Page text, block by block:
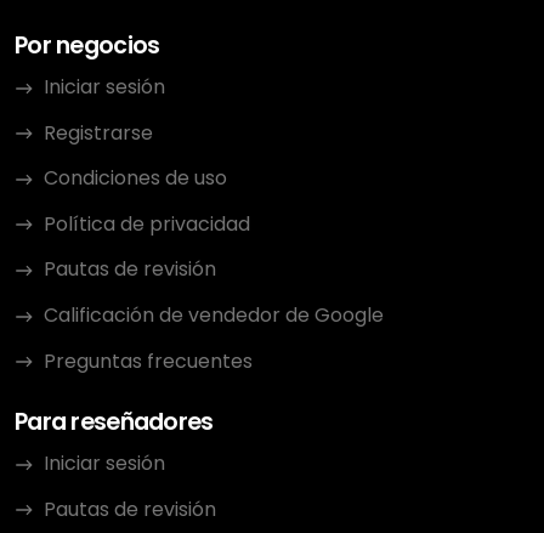
Por negocios
Iniciar sesión
Registrarse
Condiciones de uso
Política de privacidad
Pautas de revisión
Calificación de vendedor de Google
Preguntas frecuentes
Para reseñadores
Iniciar sesión
Pautas de revisión